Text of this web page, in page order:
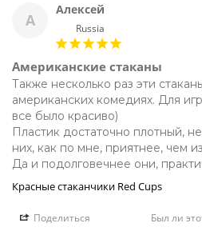
А
Алексей
Russia
Американские стаканы
Также несколько раз эти
американских комедиях. Для
все было красиво)
Пластик достаточно плотный,
них, как по мне, приятнее, чем
Да и подолговечнее они,
Красные стаканчики Red Cups
Поделиться Был ли